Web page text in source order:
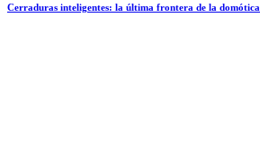
Cerraduras inteligentes: la última frontera de la domótica